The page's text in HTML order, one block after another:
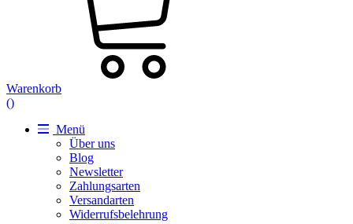
Warenkorb
()
Menü
Über uns
Blog
Newsletter
Zahlungsarten
Versandarten
Widerrufsbelehrung